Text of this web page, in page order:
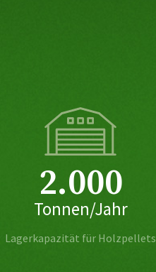
2.000
Tonnen/Jahr
Lagerkapazität für Holzpellets